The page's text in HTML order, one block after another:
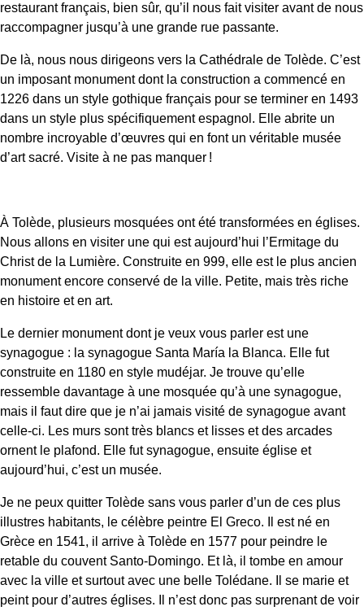
restaurant français, bien sûr, qu’il nous fait visiter avant de nous
raccompagner jusqu’à une grande rue passante.
De là, nous nous dirigeons vers la Cathédrale de Tolède. C’est
un imposant monument dont la construction a commencé en
1226 dans un style gothique français pour se terminer en 1493
dans un style plus spécifiquement espagnol. Elle abrite un
nombre incroyable d’œuvres qui en font un véritable musée
d’art sacré. Visite à ne pas manquer !
À Tolède, plusieurs mosquées ont été transformées en églises.
Nous allons en visiter une qui est aujourd’hui l’Ermitage du
Christ de la Lumière. Construite en 999, elle est le plus ancien
monument encore conservé de la ville. Petite, mais très riche
en histoire et en art.
Le dernier monument dont je veux vous parler est une
synagogue : la synagogue Santa María la Blanca. Elle fut
construite en 1180 en style mudéjar. Je trouve qu’elle
ressemble davantage à une mosquée qu’à une synagogue,
mais il faut dire que je n’ai jamais visité de synagogue avant
celle-ci. Les murs sont très blancs et lisses et des arcades
ornent le plafond. Elle fut synagogue, ensuite église et
aujourd’hui, c’est un musée.
Je ne peux quitter Tolède sans vous parler d’un de ces plus
illustres habitants, le célèbre peintre El Greco. Il est né en
Grèce en 1541, il arrive à Tolède en 1577 pour peindre le
retable du couvent Santo-Domingo. Et là, il tombe en amour
avec la ville et surtout avec une belle Tolédane. Il se marie et
peint pour d’autres églises. Il n’est donc pas surprenant de voir